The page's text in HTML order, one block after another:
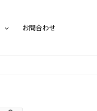
お問合わせ